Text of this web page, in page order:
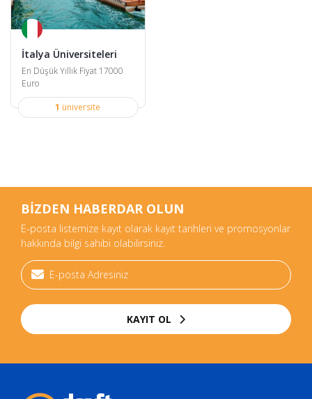
İtalya Üniversiteleri
En Düşük Yıllık Fiyat 17000
Euro
1 üniversite
BİZDEN HABERDAR OLUN
E-posta listemize kayıt olarak kayıt tarihleri ve promosyonlar
hakkında bilgi sahibi olabilirsiniz.
KAYIT OL